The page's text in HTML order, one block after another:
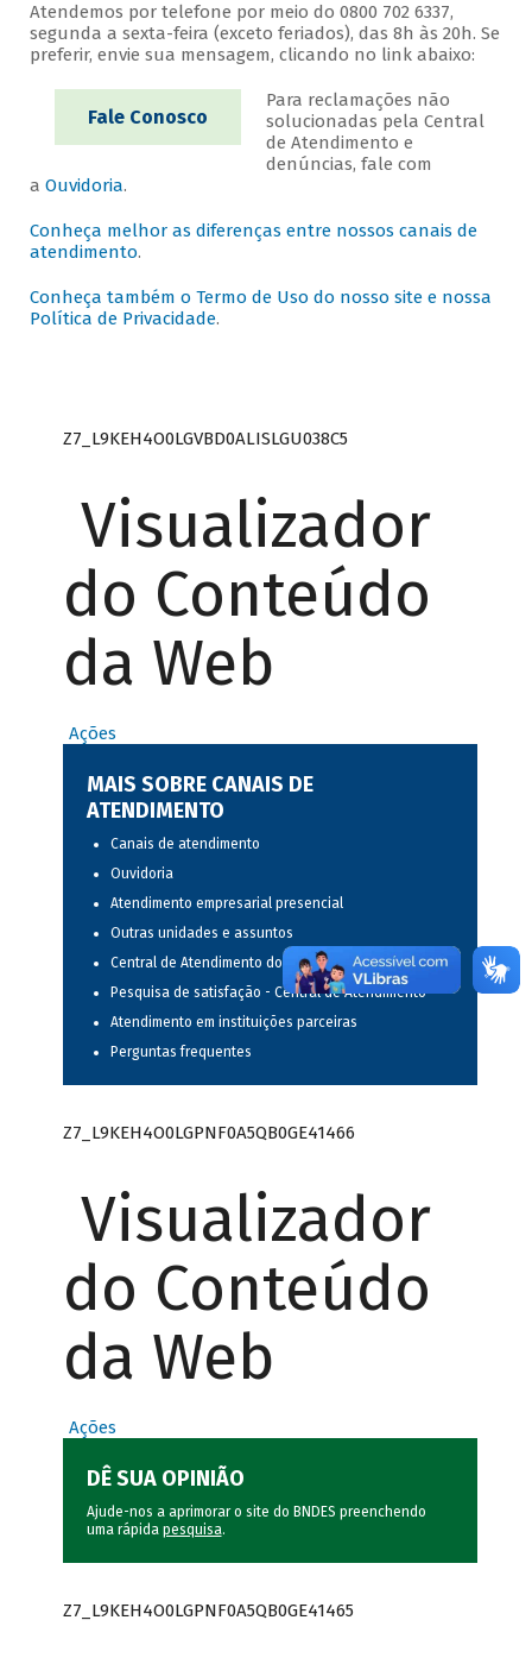
Atendemos por telefone por meio do 0800 702 6337,
segunda a sexta-feira (exceto feriados), das 8h às 20h. Se
preferir, envie sua mensagem, clicando no link abaixo:
Fale Conosco
Para reclamações não
solucionadas pela Central
de Atendimento e
denúncias, fale com
a Ouvidoria.
Conheça melhor as diferenças entre nossos canais de
atendimento.
Conheça também o Termo de Uso do nosso site e nossa
Política de Privacidade.
Z7_L9KEH4O0LGVBD0ALISLGU038C5
Visualizador
do Conteúdo
da Web
Ações
MAIS SOBRE CANAIS DE
ATENDIMENTO
Canais de atendimento
Ouvidoria
Atendimento empresarial presencial
Outras unidades e assuntos
Central de Atendimento do BNDES
Pesquisa de satisfação - Central de Atendimento
Atendimento em instituições parceiras
Perguntas frequentes
Z7_L9KEH4O0LGPNF0A5QB0GE41466
Visualizador
do Conteúdo
da Web
Ações
DÊ SUA OPINIÃO
Ajude-nos a aprimorar o site do BNDES preenchendo
uma rápida pesquisa.
Z7_L9KEH4O0LGPNF0A5QB0GE41465